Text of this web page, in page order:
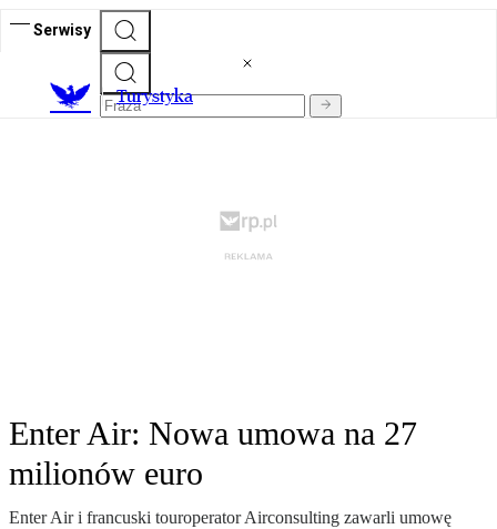
Serwisy
Turystyka
Enter Air: Nowa umowa na 27
milionów euro
Enter Air i francuski touroperator Airconsulting zawarli umowę